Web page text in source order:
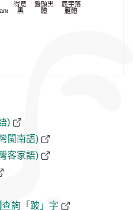
得意
黑
饅頭黑
體
辰宇落
雁體
)
閩南語)
客家語)
查詢「跛」字